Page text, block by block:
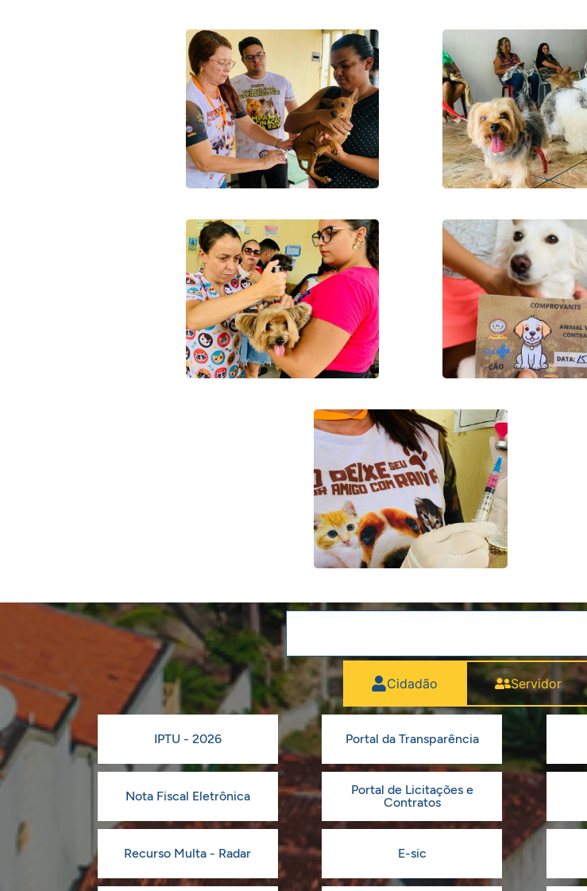
Cidadão Servidor
IPTU - 2026 Portal da Transparência
Nota Fiscal Eletrônica
Portal de Licitações e
Contratos
Recurso Multa - Radar E-sic